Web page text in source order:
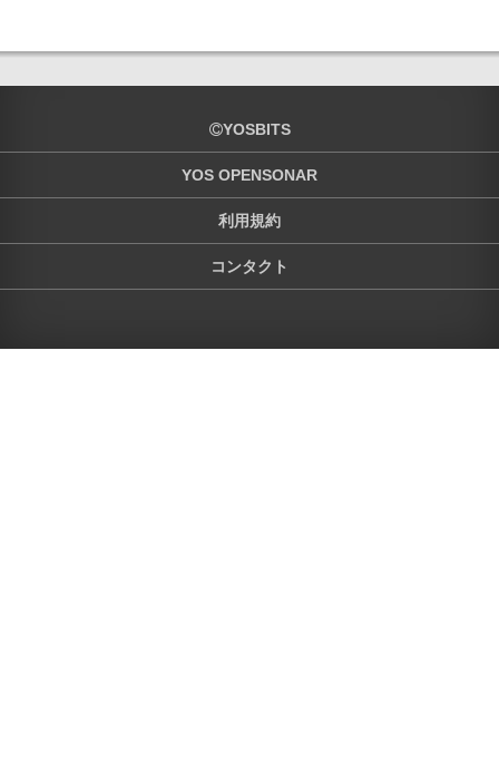
YOSBITS
YOS OPENSONAR
利用規約
コンタクト